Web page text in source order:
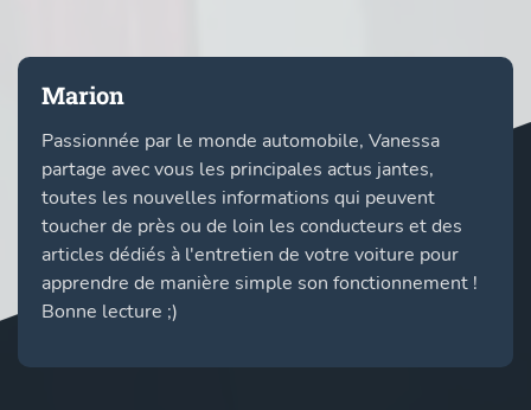
Marion
Passionnée par le monde automobile, Vanessa
partage avec vous les principales actus jantes,
toutes les nouvelles informations qui peuvent
toucher de près ou de loin les conducteurs et des
articles dédiés à l'entretien de votre voiture pour
apprendre de manière simple son fonctionnement !
Bonne lecture ;)